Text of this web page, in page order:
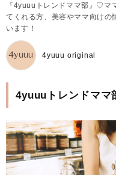
『4yuuuトレンドママ部』♡マ
てくれる方、美容やママ向けの
います！
4yuuu original
4yuuuトレンドママ